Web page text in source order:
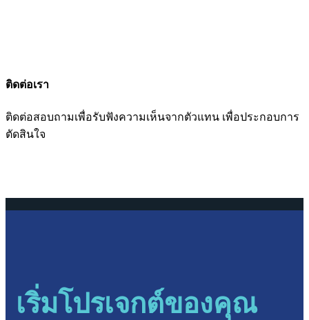
ติดต่อเรา
ติดต่อสอบถามเพื่อรับฟังความเห็นจากตัวแทน เพื่อประกอบการ
ตัดสินใจ
เริ่มโปรเจกต์ของคุณ